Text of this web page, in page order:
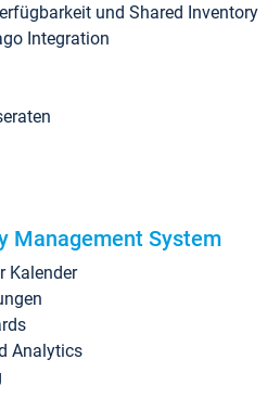
und Shared Inventory
Integration
Management System
Kalender
Analytics